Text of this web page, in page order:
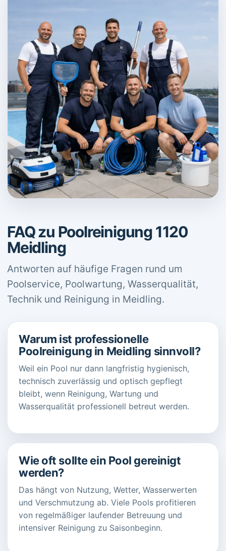
FAQ zu Poolreinigung 1120
Meidling
Antworten auf häufige Fragen rund um
Poolservice, Poolwartung, Wasserqualität,
Technik und Reinigung in Meidling.
Warum ist professionelle
Poolreinigung in Meidling sinnvoll?
Weil ein Pool nur dann langfristig hygienisch,
technisch zuverlässig und optisch gepflegt
bleibt, wenn Reinigung, Wartung und
Wasserqualität professionell betreut werden.
Wie oft sollte ein Pool gereinigt
werden?
Das hängt von Nutzung, Wetter, Wasserwerten
und Verschmutzung ab. Viele Pools profitieren
von regelmäßiger laufender Betreuung und
intensiver Reinigung zu Saisonbeginn.